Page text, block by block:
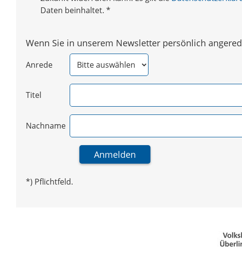
Daten beinhaltet. *
Wenn Sie in unserem Newsletter persönlich
Anrede
Titel
Nachname
*) Pflichtfeld.